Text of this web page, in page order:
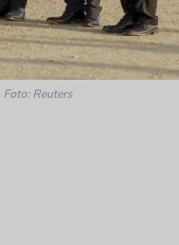
Foto: Reuters